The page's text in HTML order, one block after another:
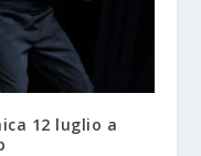
12 luglio a